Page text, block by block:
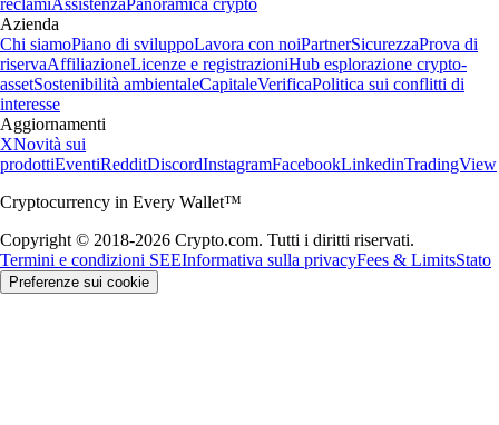
reclamiAssistenza Panoramica crypto
Azienda
Chi siamoPiano di sviluppoLavora con noiPartnerSicurezzaProva di
riservaAffiliazioneLicenze e registrazioniHub esplorazione crypto-
assetSostenibilità ambientaleCapitaleVerificaPolitica sui conflitti di
interesse
Aggiornamenti
XNovità sui
prodottiEventiRedditDiscordInstagramFacebookLinkedinTradingView
Cryptocurrency in Every Wallet™
Copyright © 2018-2026 Crypto.com. Tutti i diritti riservati.
Termini e condizioni SEEInformativa sulla privacyFees & LimitsStato
Preferenze sui cookie